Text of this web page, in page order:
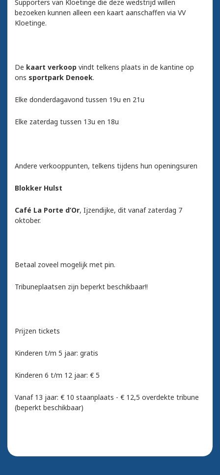
Supporters van Kloetinge die deze wedstrijd willen
bezoeken kunnen alleen een kaart aanschaffen via VV
Kloetinge.
De kaart verkoop vindt telkens plaats in de kantine op
ons sportpark Denoek.
Elke donderdagavond tussen 19u en 21u
Elke zaterdag tussen 13u en 18u
Andere verkooppunten, telkens tijdens hun openingsuren
Blokker Hulst
Café La Porte d’Or, Ijzendijke, dit vanaf zaterdag 7
oktober.
Betaal zoveel mogelijk met pin.
Tribuneplaatsen zijn beperkt beschikbaar!!
Prijzen tickets
Kinderen t/m 5 jaar: gratis
Kinderen 6 t/m 12 jaar: € 5
Vanaf 13 jaar: € 10 staanplaats - € 12,5 overdekte tribune
(beperkt beschikbaar)